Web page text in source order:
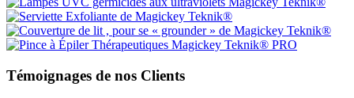
Témoignages de nos Clients